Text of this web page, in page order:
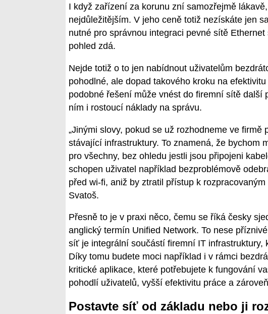
I když zařízení za korunu zní samozřejmě
nejdůležitějším. V jeho ceně totiž nezískáte jen
nutné pro správnou integraci pevné sítě
pohled zdá.
Nejde totiž o to jen nabídnout uživatelům
pohodlné, ale dopad takového kroku na
podobné řešení může vnést do firemní sítě další
ním i rostoucí náklady na správu.
„Jinými slovy, pokud se už rozhodneme ve
stávající infrastruktury. To znamená, že bychom
pro všechny, bez ohledu jestli jsou připojeni
schopen uživatel například bezproblémově
před wi-fi, aniž by ztratil přístup k
Svatoš.
Přesně to je v praxi něco, čemu se říká česky
anglický termín Unified Network. To nese
síť je integrální součástí firemní IT infrastruktury,
Díky tomu budete moci například i v rámci
kritické aplikace, které potřebujete k fungování
pohodlí uživatelů, vyšší efektivitu práce a
Postavte síť od základu nebo ji